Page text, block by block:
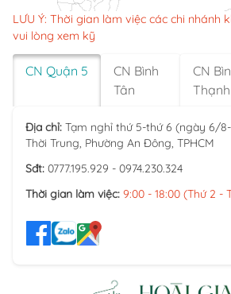
LƯU Ý: Thời gian làm việc các chi nhánh
vui lòng xem kỹ
CN Quận 5
CN Bình
Tân
CN
Thạnh
Địa chỉ: Tạm nghỉ thứ 5-thứ 6 (ngày 6/
Thời Trung, Phường An Đông, TPHCM
Sđt: 0777.195.929 - 0974.230.324
Thời gian làm việc: 9:00 - 18:00 (Thứ 2 -